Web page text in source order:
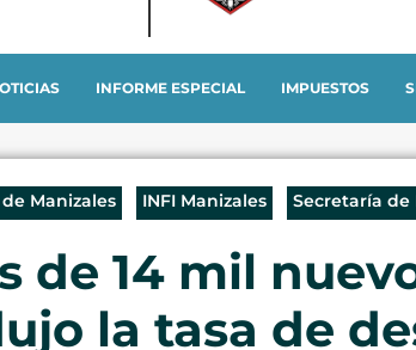
INFORME ESPECIAL IMPUESTOS
Manizales INFI Manizales Secretaría de
de 14 mil
la tasa de